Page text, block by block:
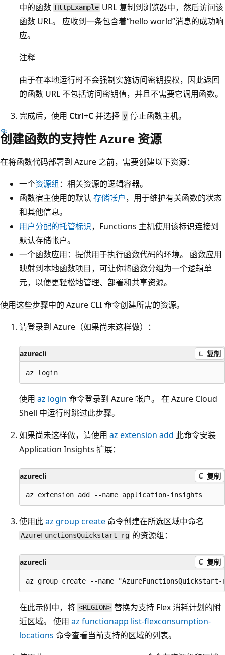
中的函数 HttpExample URL 复制到浏览器中，然后访问该
函数 URL。 应收到一条包含着“hello world”消息的成功响
应。
注释
由于在本地运行时不会强制实施访问密钥授权，因此返回
的函数 URL 不包括访问密钥值，并且不需要它调用函数。
完成后，使用 Ctrl+C并选择 y 停止函数主机。
创建函数的支持性 Azure 资源
在将函数代码部署到 Azure 之前，需要创建以下资源：
一个资源组 ：相关资源的逻辑容器。
函数宿主使用的默认 存储帐户，用于维护有关函数的状态
和其他信息。
用户分配的托管标识，Functions 主机使用该标识连接到
默认存储帐户。
一个函数应用：提供用于执行函数代码的环境。 函数应用
映射到本地函数项目，可让你将函数分组为一个逻辑单
元，以便更轻松地管理、部署和共享资源。
使用这些步骤中的 Azure CLI 命令创建所需的资源。
请登录到 Azure（如果尚未这样做）：
azurecli 复制
使用 az login 命令登录到 Azure 帐户。 在 Azure Cloud
Shell 中运行时跳过此步骤。
如果尚未这样做，请使用 az extension add 此命令安装
Application Insights 扩展：
azurecli 复制
使用此az group create命令创建在所选区域中命名
AzureFunctionsQuickstart-rg 的资源组：
azurecli 复制
在此示例中，将 <REGION> 替换为支持 Flex 消耗计划的附
近区域。 使用 az functionapp list-flexconsumption-
locations 命令查看当前支持的区域的列表。